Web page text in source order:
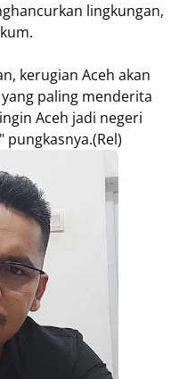
lingkungan,
kerugian Aceh akan
paling menderita
Aceh jadi negeri